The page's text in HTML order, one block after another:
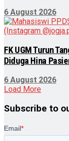
6 August 2026
FK UGM Turun
Diduga Hina
6 August 2026
Load More
Subscribe to